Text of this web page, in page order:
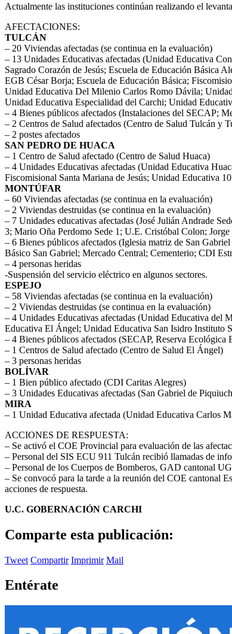
Actualmente las instituciones continúan realizando el
AFECTACIONES:
TULCÁN
– 20 Viviendas afectadas (se continua en la evaluación)
– 13 Unidades Educativas afectadas (Unidad Educativa
Sagrado Corazón de Jesús; Escuela de Educación Básica
EGB César Borja; Escuela de Educación Básica;
Unidad Educativa Del Milenio Carlos Romo Dávila;
Unidad Educativa Especialidad del Carchi; Unidad
– 4 Bienes públicos afectados (Instalaciones del SECAP;
– 2 Centros de Salud afectados (Centro de Salud Tulcán y
– 2 postes afectados
SAN PEDRO DE HUACA
– 1 Centro de Salud afectado (Centro de Salud Huaca)
– 4 Unidades Educativas afectadas (Unidad Educativa
Fiscomisional Santa Mariana de Jesús; Unidad Educativa
MONTÚFAR
– 60 Viviendas afectadas (se continua en la evaluación)
– 2 Viviendas destruidas (se continua en la evaluación)
– 7 Unidades educativas afectadas (José Julián Andrade
3; Mario Oña Perdomo Sede 1; U.E. Cristóbal Colon;
– 6 Bienes públicos afectados (Iglesia matriz de San
Básico San Gabriel; Mercado Central; Cementerio; CDI
– 4 personas heridas
-Suspensión del servicio eléctrico en algunos sectores.
ESPEJO
– 58 Viviendas afectadas (se continua en la evaluación)
– 2 Viviendas destruidas (se continua en la evaluación)
– 4 Unidades Educativas afectadas (Unidad Educativa
Educativa El Ángel; Unidad Educativa San Isidro Instituto
– 4 Bienes públicos afectados (SECAP, Reserva
– 1 Centros de Salud afectado (Centro de Salud El Ángel)
– 3 personas heridas
BOLÍVAR
– 1 Bien público afectado (CDI Caritas Alegres)
– 3 Unidades Educativas afectadas (San Gabriel de
MIRA
– 1 Unidad Educativa afectada (Unidad Educativa Carlos
ACCIONES DE RESPUESTA:
– Se activó el COE Provincial para evaluación de las
– Personal del SIS ECU 911 Tulcán recibió llamadas de
– Personal de los Cuerpos de Bomberos, GAD cantonal
– Se convocó para la tarde a la reunión del COE cantonal
acciones de respuesta.
U.C. GOBERNACIÓN CARCHI
Comparte esta publicación:
Tweet Compartir Imprimir Mail
Entérate